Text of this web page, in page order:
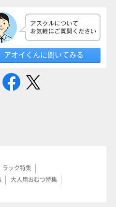
アオイくんに聞いてみる
ラック特集
大人用おむつ特集